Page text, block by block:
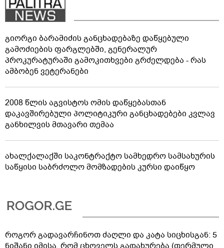
გიორგი ბარამიძის განცხადებაზე დაწყებული
გამოძიების ფარგლებში, გენერალურ
პროკურატურაში გამოკითხვები გრძელდება - რას
ამბობენ ვეტერანები
2008 წლის აგვისტოს ომის დაწყებასთან
დაკავშირებული პოლიტიკური განცხადებები კვლავ
განხილვის მთავარი თემაა
ახალქალაქში საკონტრაქტო სამხედრო სამსახურის
საწყისი საბრძოლო მომზადების კურსი დაიწყო
როგორ გადავარჩინოთ ძაღლი და კატა სიცხისგან: 5
ნიშანი იმისა, რომ ცხოველს გადახურება (თერმული